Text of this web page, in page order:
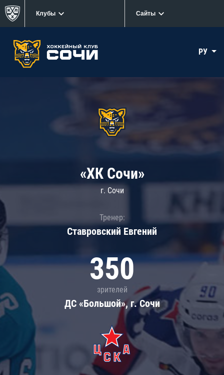
Клубы Сайты
РУ
«ХК Сочи»
г. Сочи
Тренер:
Ставровский Евгений
350
зрителей
ДС «Большой», г. Сочи